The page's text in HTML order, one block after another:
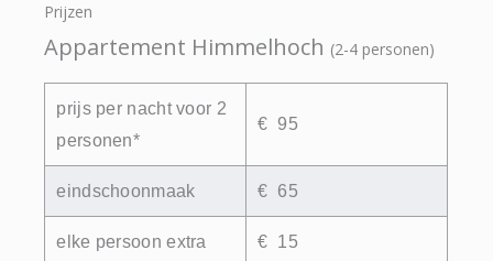
Prijzen
Appartement Himmelhoch (2-4 personen)
prijs per nacht voor 2
personen*
€ 95
eindschoonmaak € 65
elke persoon extra € 15